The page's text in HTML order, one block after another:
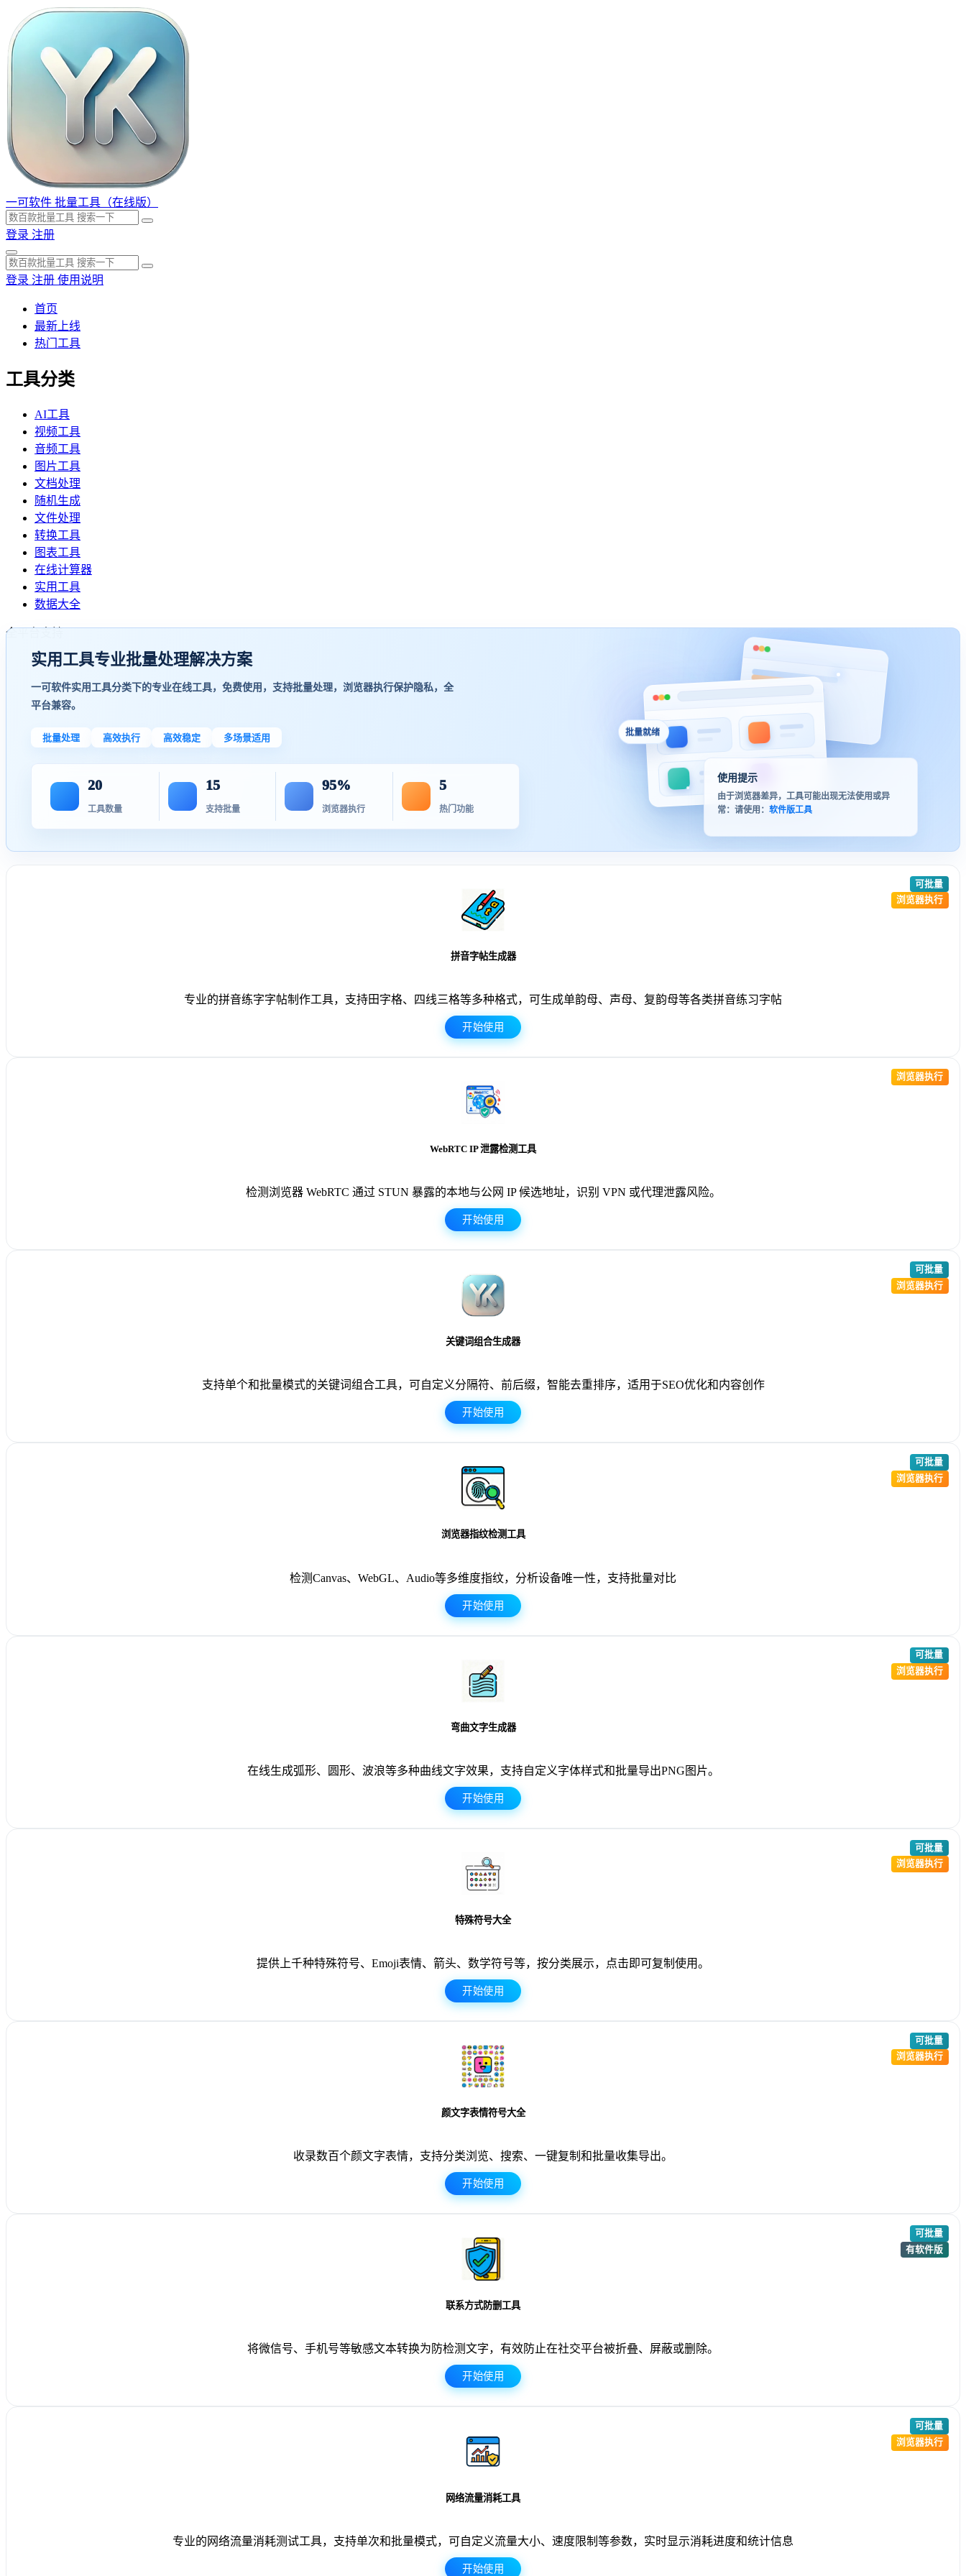
一可软件 批量工具（在线版）
登录 注册
登录 注册 使用说明
首页
最新上线
热门工具
工具分类
AI工具
视频工具
音频工具
图片工具
文档处理
随机生成
文件处理
转换工具
图表工具
在线计算器
实用工具
数据大全
全平台支持
实用工具专业批量处理解决方案
一可软件实用工具分类下的专业在线工具，免费使用，支持批量处理，浏览器执行保护隐私，全
平台兼容。
批量处理 高效执行 高效稳定 多场景适用 批量就绪
使用提示
由于浏览器差异，工具可能出现无法使用或异
常：请使用： 软件版工具
20
工具数量
15
支持批量
95%
浏览器执行
5
热门功能
可批量
浏览器执行
拼音字帖生成器
专业的拼音练字字帖制作工具，支持田字格、四线三格等多种格式，可生成单韵母、声母、复韵母等各类拼音练习字帖
开始使用
浏览器执行
WebRTC IP 泄露检测工具
检测浏览器 WebRTC 通过 STUN 暴露的本地与公网 IP 候选地址，识别 VPN 或代理泄露风险。
开始使用
可批量
浏览器执行
关键词组合生成器
支持单个和批量模式的关键词组合工具，可自定义分隔符、前后缀，智能去重排序，适用于SEO优化和内容创作
开始使用
可批量
浏览器执行
浏览器指纹检测工具
检测Canvas、WebGL、Audio等多维度指纹，分析设备唯一性，支持批量对比
开始使用
可批量
浏览器执行
弯曲文字生成器
在线生成弧形、圆形、波浪等多种曲线文字效果，支持自定义字体样式和批量导出PNG图片。
开始使用
可批量
浏览器执行
特殊符号大全
提供上千种特殊符号、Emoji表情、箭头、数学符号等，按分类展示，点击即可复制使用。
开始使用
可批量
浏览器执行
颜文字表情符号大全
收录数百个颜文字表情，支持分类浏览、搜索、一键复制和批量收集导出。
开始使用
可批量
有软件版
联系方式防删工具
将微信号、手机号等敏感文本转换为防检测文字，有效防止在社交平台被折叠、屏蔽或删除。
开始使用
可批量
浏览器执行
网络流量消耗工具
专业的网络流量消耗测试工具，支持单次和批量模式，可自定义流量大小、速度限制等参数，实时显示消耗进度和统计信息
开始使用